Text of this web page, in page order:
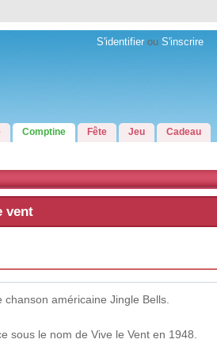
S'identifierou S'inscrire
Comptine Fête Jeu Cadeau
vent
américaine Jingle Bells.
sous le nom de Vive le Vent en 1948.